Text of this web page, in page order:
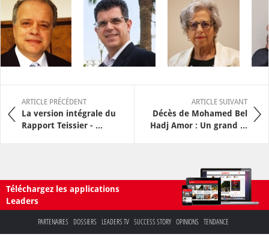
ARTICLE PRÉCÉDENT
La version intégrale du
Rapport Teissier - ...
ARTICLE SUIVANT
Décès de Mohamed Bel
Hadj Amor : Un grand ...
Téléchargez les applications
Leaders
PARTENAIRES DOSSIERS LEADERS TV SUCCESS STORY OPINIONS TENDANCE